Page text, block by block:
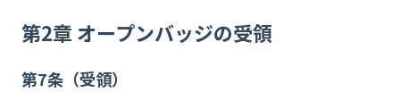
第2章 オープンバッジの受領
第7条（受領）